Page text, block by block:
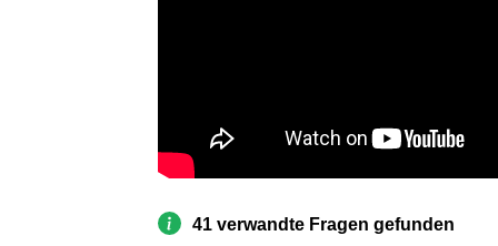
41 verwandte Fragen gefunden